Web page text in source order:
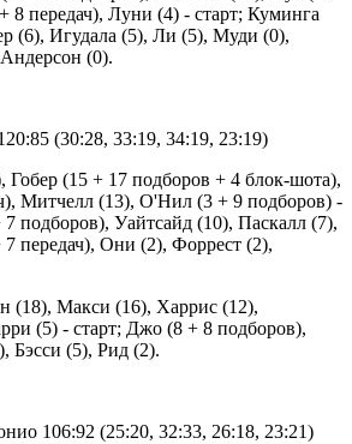
8 передач), Луни (4) - старт; Куминга
(6), Игудала (5), Ли (5), Муди (0),
(0).
(30:28, 33:19, 34:19, 23:19)
(15 + 17 подборов + 4 блок-шота),
Митчелл (13), О'Нил (3 + 9 подборов) -
7 подборов), Уайтсайд (10), Паскалл (7),
7 передач), Они (2), Форрест (2),
(18), Макси (16), Харрис (12),
(5) - старт; Джо (8 + 8 подборов),
Бэсси (5), Рид (2).
106:92 (25:20, 32:33, 26:18, 23:21)